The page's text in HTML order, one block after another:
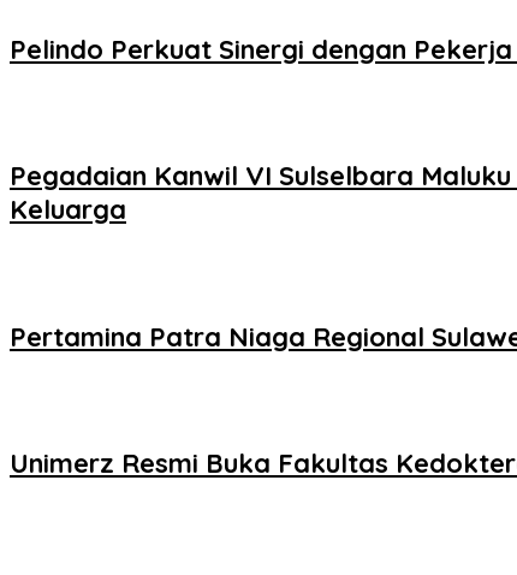
Pelindo Perkuat Sinergi dengan
Pegadaian Kanwil VI Sulselbara
Keluarga
Pertamina Patra Niaga Regional
Unimerz Resmi Buka Fakultas